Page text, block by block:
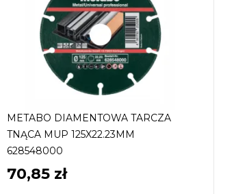
METABO DIAMENTOWA TARCZA
TNĄCA MUP 125X22.23MM
628548000
70,85 zł